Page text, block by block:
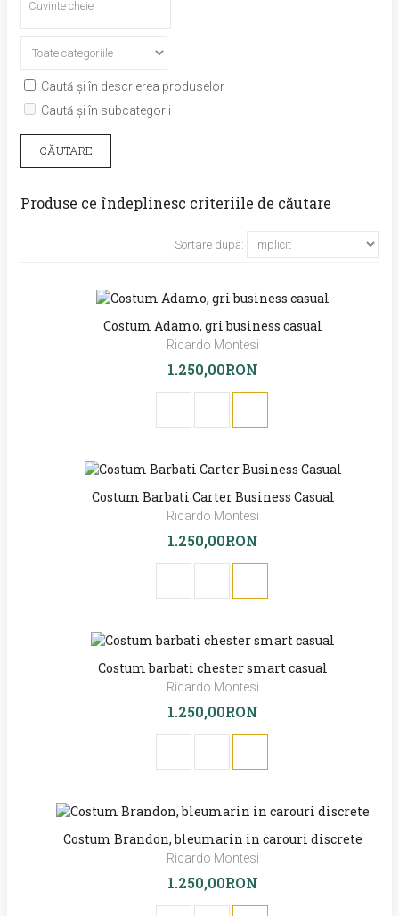
Caută și în descrierea produselor
Caută și în subcategorii
Produse ce îndeplinesc criteriile de căutare
Sortare după:
Costum Adamo, gri business casual
Ricardo Montesi
1.250,00RON
Costum Barbati Carter Business Casual
Ricardo Montesi
1.250,00RON
Costum barbati chester smart casual
Ricardo Montesi
1.250,00RON
Costum Brandon, bleumarin in carouri discrete
Ricardo Montesi
1.250,00RON